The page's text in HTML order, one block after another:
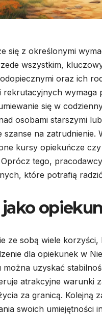
się z określonymi
wszystkim,
oraz ich
wymaga
się w
osobami starszymi
szanse na
kursy opiekuńcze
tego,
które potrafią
jako
ze sobą wiele
dla opiekunek w
uzyskać
atrakcyjne warunki
za granicą. Kolejną
swoich umiejętności